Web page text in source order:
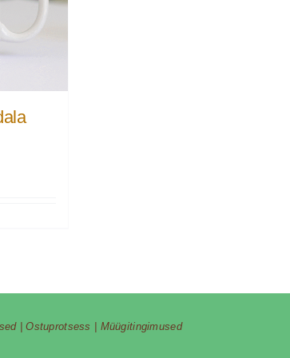
|Ostuprotsess Müügitingimused